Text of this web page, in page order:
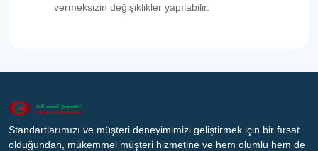
vermeksizin değişiklikler yapılabilir.
Standartlarımızı ve müşteri deneyimimizi geliştirmek için bir fırsat
olduğundan, mükemmel müşteri hizmetine ve hem olumlu hem de